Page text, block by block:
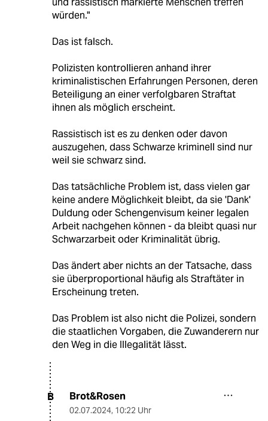
würden."
Das ist falsch.
Polizisten kontrollieren anhand ihrer
kriminalistischen Erfahrungen Personen, deren
Beteiligung an einer verfolgbaren Straftat
ihnen als möglich erscheint.
Rassistisch ist es zu denken oder davon
auszugehen, dass Schwarze kriminell sind nur
weil sie schwarz sind.
Das tatsächliche Problem ist, dass vielen gar
keine andere Möglichkeit bleibt, da sie 'Dank'
Duldung oder Schengenvisum keiner legalen
Arbeit nachgehen können - da bleibt quasi nur
Schwarzarbeit oder Kriminalität übrig.
Das ändert aber nichts an der Tatsache, dass
sie überproportional häufig als Straftäter in
Erscheinung treten.
Das Problem ist also nicht die Polizei, sondern
die staatlichen Vorgaben, die Zuwanderern nur
den Weg in die Illegalität lässt.
B Brot&Rosen
02.07.2024, 10:22 Uhr